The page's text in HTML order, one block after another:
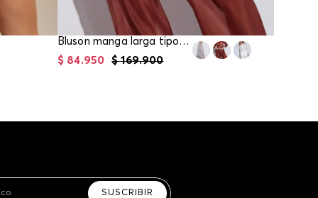
Bluson manga larga tipo camisero para mujer
$ 169.900
$ 84.950
SUSCRIBIR